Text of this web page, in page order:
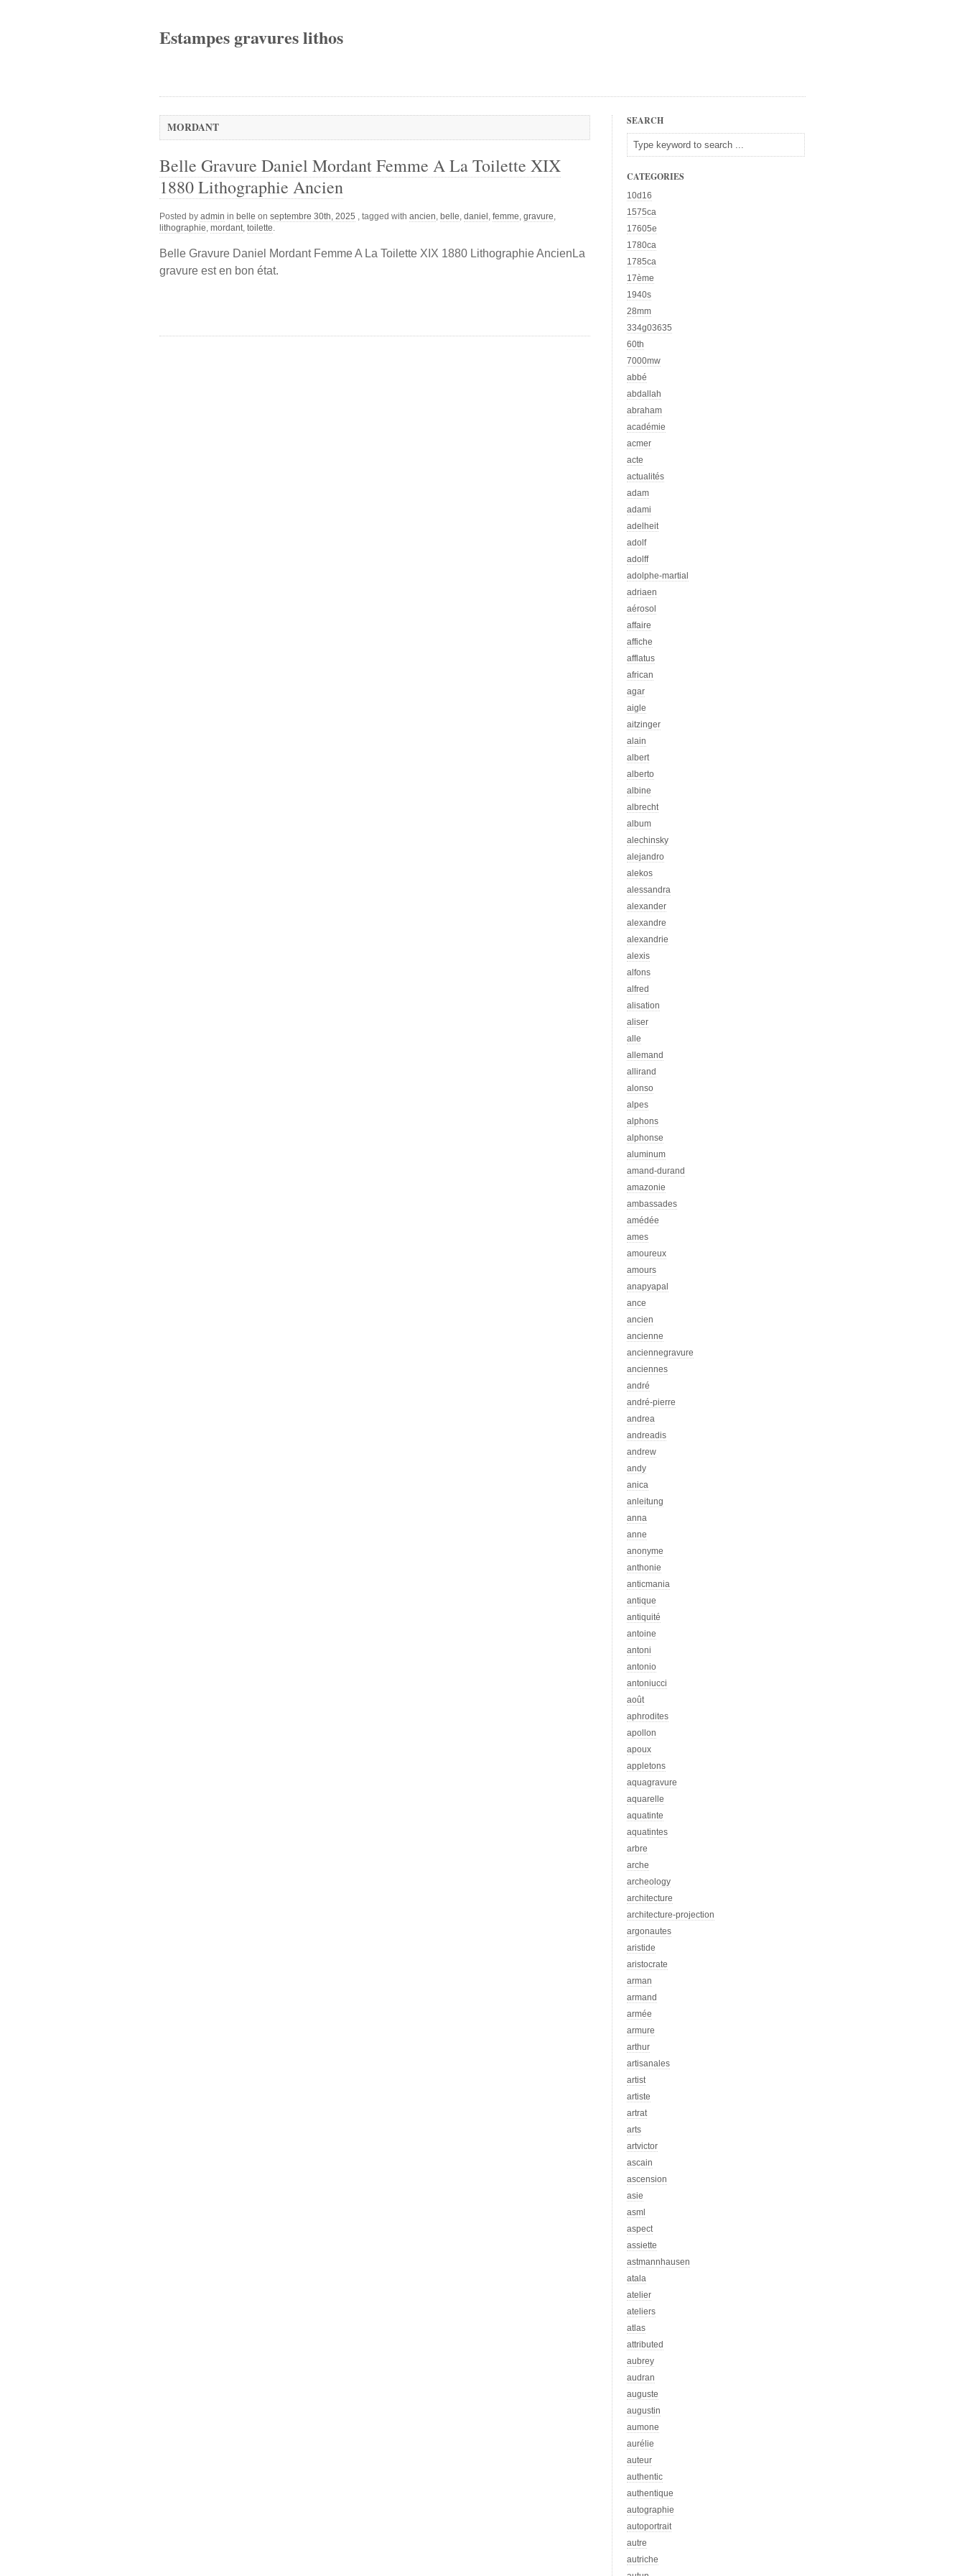
Estampes gravures lithos
MORDANT
Belle Gravure Daniel Mordant Femme A La Toilette XIX
1880 Lithographie Ancien
Posted by admin in belle on septembre 30th, 2025 , tagged with ancien, belle, daniel , femme, gravure,
lithographie, mordant, toilette.
Belle Gravure Daniel Mordant Femme A La Toilette XIX 1880 Lithographie AncienLa
gravure est en bon état.
SEARCH
CATEGORIES
10d16
1575ca
17605e
1780ca
1785ca
17ème
1940s
28mm
334g03635
60th
7000mw
abbé
abdallah
abraham
académie
acmer
acte
actualités
adam
adami
adelheit
adolf
adolff
adolphe-martial
adriaen
aérosol
affaire
affiche
afflatus
african
agar
aigle
aitzinger
alain
albert
alberto
albine
albrecht
album
alechinsky
alejandro
alekos
alessandra
alexander
alexandre
alexandrie
alexis
alfons
alfred
alisation
aliser
alle
allemand
allirand
alonso
alpes
alphons
alphonse
aluminum
amand-durand
amazonie
ambassades
amédée
ames
amoureux
amours
anapyapal
ance
ancien
ancienne
anciennegravure
anciennes
andré
andré-pierre
andrea
andreadis
andrew
andy
anica
anleitung
anna
anne
anonyme
anthonie
anticmania
antique
antiquité
antoine
antoni
antonio
antoniucci
août
aphrodites
apollon
apoux
appletons
aquagravure
aquarelle
aquatinte
aquatintes
arbre
arche
archeology
architecture
architecture-projection
argonautes
aristide
aristocrate
arman
armand
armée
armure
arthur
artisanales
artist
artiste
artrat
arts
artvictor
ascain
ascension
asie
asml
aspect
assiette
astmannhausen
atala
atelier
ateliers
atlas
attributed
aubrey
audran
auguste
augustin
aumone
aurélie
auteur
authentic
authentique
autographie
autoportrait
autre
autriche